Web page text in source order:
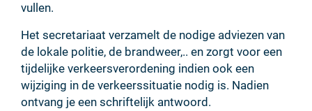
vullen.
Het secretariaat verzamelt de nodige adviezen van
de lokale politie, de brandweer,.. en zorgt voor een
tijdelijke verkeersverordening indien ook een
wijziging in de verkeerssituatie nodig is. Nadien
ontvang je een schriftelijk antwoord.